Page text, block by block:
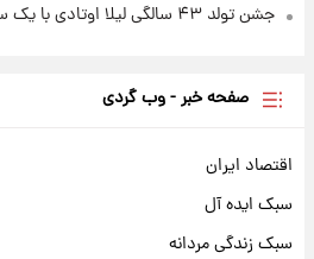
جشن تولد ۴۳ سالگی لیلا اوتادی با یک سورپرایز ویژه + فیلم
صفحه خبر - وب گردی
اقتصاد ایران
سبک ایده آل
سبک زندگی مردانه